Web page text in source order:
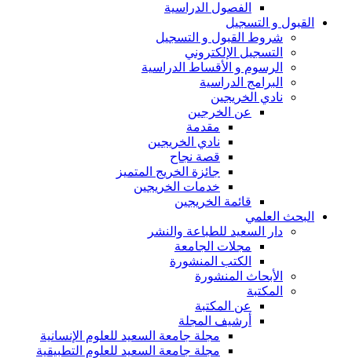
الفصول الدراسية
القبول و التسجيل
شروط القبول و التسجيل
التسجيل الإلكتروني
الرسوم و الأقساط الدراسية
البرامج الدراسية
نادي الخريجين
عن الخرجين
مقدمة
نادي الخريجين
قصة نجاح
جائزة الخريج المتميز
خدمات الخريجين
قائمة الخريجين
البحث العلمي
دار السعيد للطباعة والنشر
مجلات الجامعة
الكتب المنشورة
الأبحاث المنشورة
المكتبة
عن المكتبة
أرشيف المجلة
مجلة جامعة السعيد للعلوم الإنسانية
مجلة جامعة السعيد للعلوم التطبيقية